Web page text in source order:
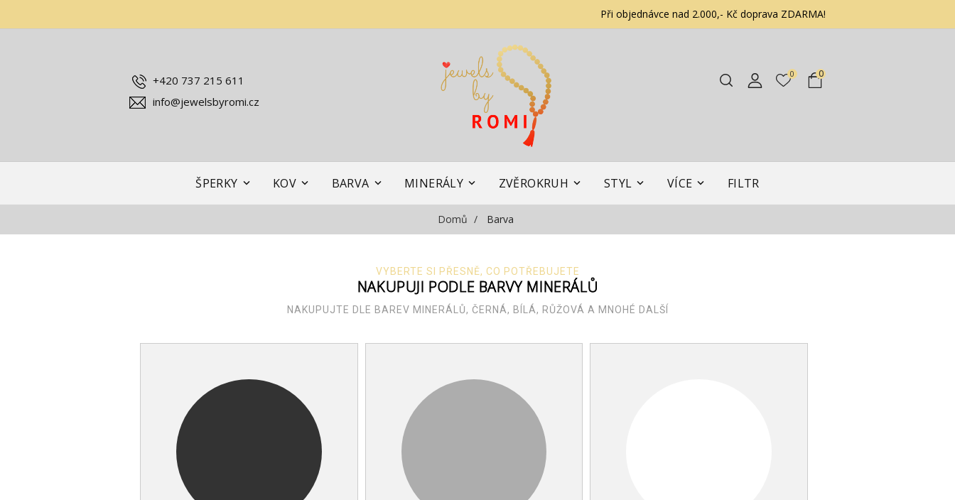
Při objednávce nad 2.000,- Kč doprava ZDARMA!
+420 737 215 611
info@jewelsbyromi.cz
0
0
ŠPERKY KOV BARVA MINERÁLY ZVĚROKRUH STYL VÍCE FILTR
Domů Barva
VYBERTE SI PŘESNĚ, CO POTŘEBUJETE
NAKUPUJI PODLE BARVY MINERÁLŮ
NAKUPUJTE DLE BAREV MINERÁLŮ, ČERNÁ, BÍLÁ, RŮŽOVÁ A MNOHÉ DALŠÍ